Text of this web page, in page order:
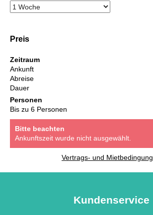
Preis
Zeitraum
Ankunft
Abreise
Dauer
Personen
Bis zu 6 Personen
Bitte beachten
Ankunftszeit wurde nicht ausgewählt.
Vertrags- und
Kundenservice